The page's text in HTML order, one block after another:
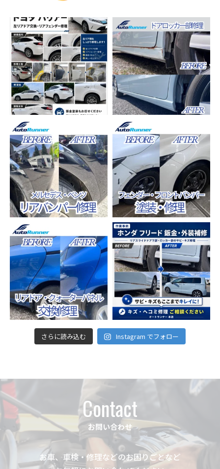
さらに読み込む Instagram でフォロー
Contact
お問い合わせ
お車、車検・修理などのお困りごとなど